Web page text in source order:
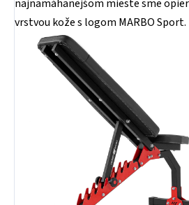
najnamáhanejšom mieste sme
vrstvou kože s logom MARBO Sport.